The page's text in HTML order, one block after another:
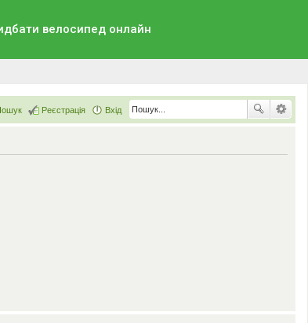
велосипед онлайн
Вхід
Реєстрація